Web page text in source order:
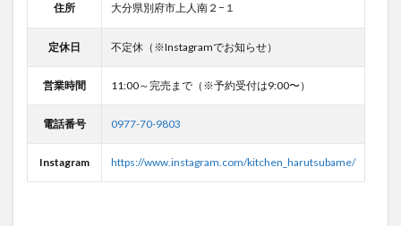
住所 大分県別府市上人南２−１
定休日 不定休（※Instagramでお知らせ）
営業時間 11:00～完売まで（※予約受付は9:00〜）
電話番号 0977-70-9803
Instagram https://www.instagram.com/kitchen_harutsubame/